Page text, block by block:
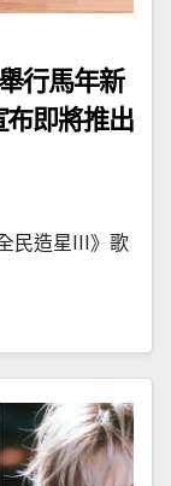
行馬年新
即將推出
民造星III》歌